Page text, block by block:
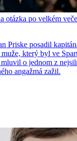
otázka po velkém
Priske posadil
který byl ve
o jednom z
angažmá zažil.